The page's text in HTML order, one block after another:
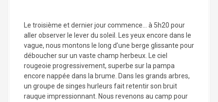
Le troisième et dernier jour commence… à 5h20 pour
aller observer le lever du soleil. Les yeux encore dans le
vague, nous montons le long d’une berge glissante pour
déboucher sur un vaste champ herbeux. Le ciel
rougeoie progressivement, superbe sur la pampa
encore nappée dans la brume. Dans les grands arbres,
un groupe de singes hurleurs fait retentir son bruit
rauque impressionnant. Nous revenons au camp pour